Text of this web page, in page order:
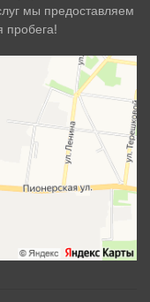
мы предоставляем
пробега!